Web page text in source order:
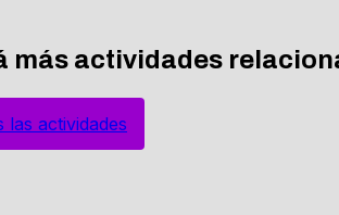
más actividades
las actividades